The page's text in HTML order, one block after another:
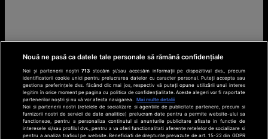
Nouă ne pasă ca datele tale personale să rămână confidențiale
Noi și partenerii noștri713 stocăm și/sau accesăm informații pe dispozitivul dvs., precum
identificatorii cookie unici pentru prelucrarea datelor cu caracter personal. Puteți accepta sau
gestiona preferințele dvs. făcând clic mai jos, respectiv vă puteți opune utilizării unui interes
legitim în orice moment pe pagina cu politica de confidențialitate. Aceste alegeri vor fi raportate
partenerilor noștri și nu vă vor afecta navigarea. Mai multe detalii
Noi si partenerii nostri (retelele de socializare si agentiile de publicitate partenere, precum si
furnizorii nostri de servicii de date analitice) prelucram date pentru a permite website-ului sa
functioneze, pentru a personaliza continutul si anunturile publicitare afisate in functie de
interesele si/sau profilul dvs., pentru a va oferi functionalitati aferente retelelor de socializare si
pentru a analiza traficul pe website. Beneficiati de drepturile prevazute de art. 15-22 din GDPR